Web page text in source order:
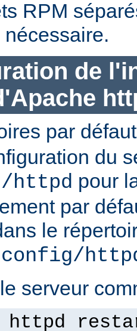
RPM
de
par
du
httpd pour
par
le
serveur
httpd